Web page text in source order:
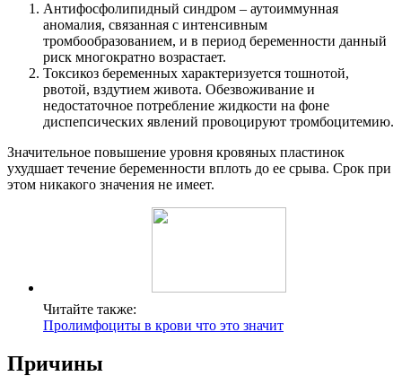
Антифосфолипидный синдром – аутоиммунная
аномалия, связанная с интенсивным
тромбообразованием, и в период беременности данный
риск многократно возрастает.
Токсикоз беременных характеризуется тошнотой,
рвотой, вздутием живота. Обезвоживание и
недостаточное потребление жидкости на фоне
диспепсических явлений провоцируют тромбоцитемию.
Значительное повышение уровня кровяных пластинок
ухудшает течение беременности вплоть до ее срыва. Срок при
этом никакого значения не имеет.
Читайте также:
Пролимфоциты в крови что это значит
Причины